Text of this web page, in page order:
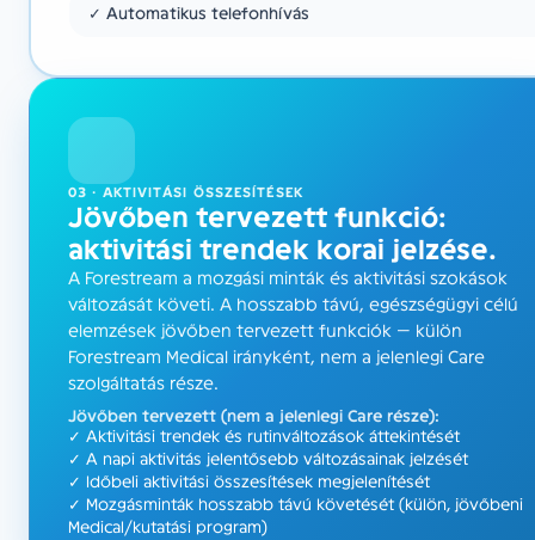
✓ Automatikus telefonhívás
03 · AKTIVITÁSI ÖSSZESÍTÉSEK
Jövőben tervezett funkció:
aktivitási trendek korai jelzése.
A Forestream a mozgási minták és aktivitási szokások
változását követi. A hosszabb távú, egészségügyi célú
elemzések jövőben tervezett funkciók — külön
Forestream Medical irányként, nem a jelenlegi Care
szolgáltatás része.
Jövőben tervezett (nem a jelenlegi Care része):
✓ Aktivitási trendek és rutinváltozások áttekintését
✓ A napi aktivitás jelentősebb változásainak jelzését
✓ Időbeli aktivitási összesítések megjelenítését
✓ Mozgásminták hosszabb távú követését (külön, jövőbeni
Medical/kutatási program)